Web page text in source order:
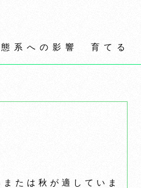
系への影響 育てる
たは秋が適していま